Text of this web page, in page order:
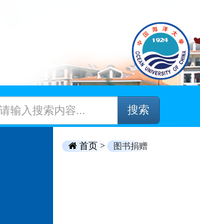
搜索
首页 > 图书捐赠